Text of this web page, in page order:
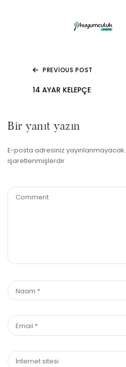
Yazı
PREVIOUS POST
14 AYAR KELEPÇE
Bir yanıt yazın
E-posta adresiniz yayınlanmayacak.
işaretlenmişlerdir